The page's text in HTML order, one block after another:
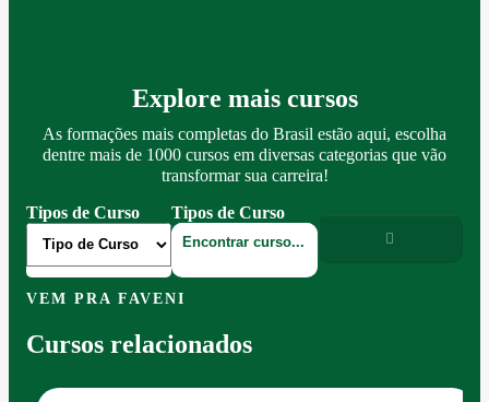
Explore mais cursos
As formações mais completas do Brasil estão aqui, escolha
dentre mais de 1000 cursos em diversas categorias que vão
transformar sua carreira!
Tipos de Curso
Tipos de Curso
VEM PRA FAVENI
Cursos relacionados